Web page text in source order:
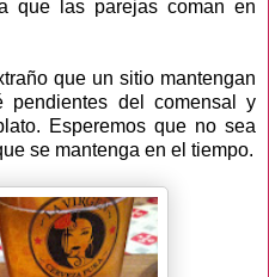
que las parejas coman en
que un sitio mantengan
pendientes del comensal y
Esperemos que no sea
se mantenga en el tiempo.